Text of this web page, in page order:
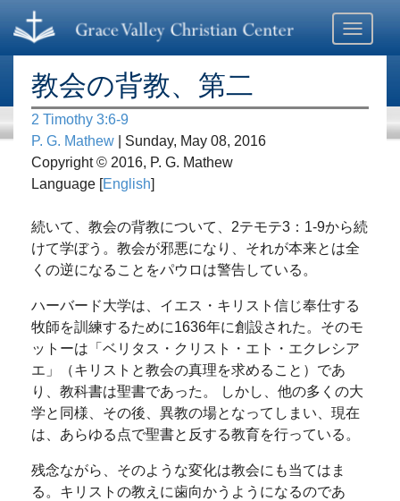
Toggle
教会の背教、第二
2 Timothy 3:6-9
P. G. Mathew | Sunday, May 08, 2016
Copyright © 2016, P. G. Mathew
Language [English]
続いて、教会の背教について、2テモテ3：1-9から続
けて学ぼう。教会が邪悪になり、それが本来とは全
くの逆になることをパウロは警告している。
ハーバード大学は、イエス・キリスト信じ奉仕する
牧師を訓練するために1636年に創設された。そのモ
ットーは「ベリタス・クリスト・エト・エクレシア
エ」（キリストと教会の真理を求めること）であ
り、教科書は聖書であった。 しかし、他の多くの大
学と同様、その後、異教の場となってしまい、現在
は、あらゆる点で聖書と反する教育を行っている。
残念ながら、そのような変化は教会にも当てはま
る。キリストの教えに歯向かうようになるのであ